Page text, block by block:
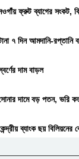
ফ্রুট ব্যাগের সংকট,
৭ দিন আমদানি-রপ্তানি
দাম বাড়ল
দামে বড় পতন, ভরি
ব্যাংক ছয় বিলিয়নের